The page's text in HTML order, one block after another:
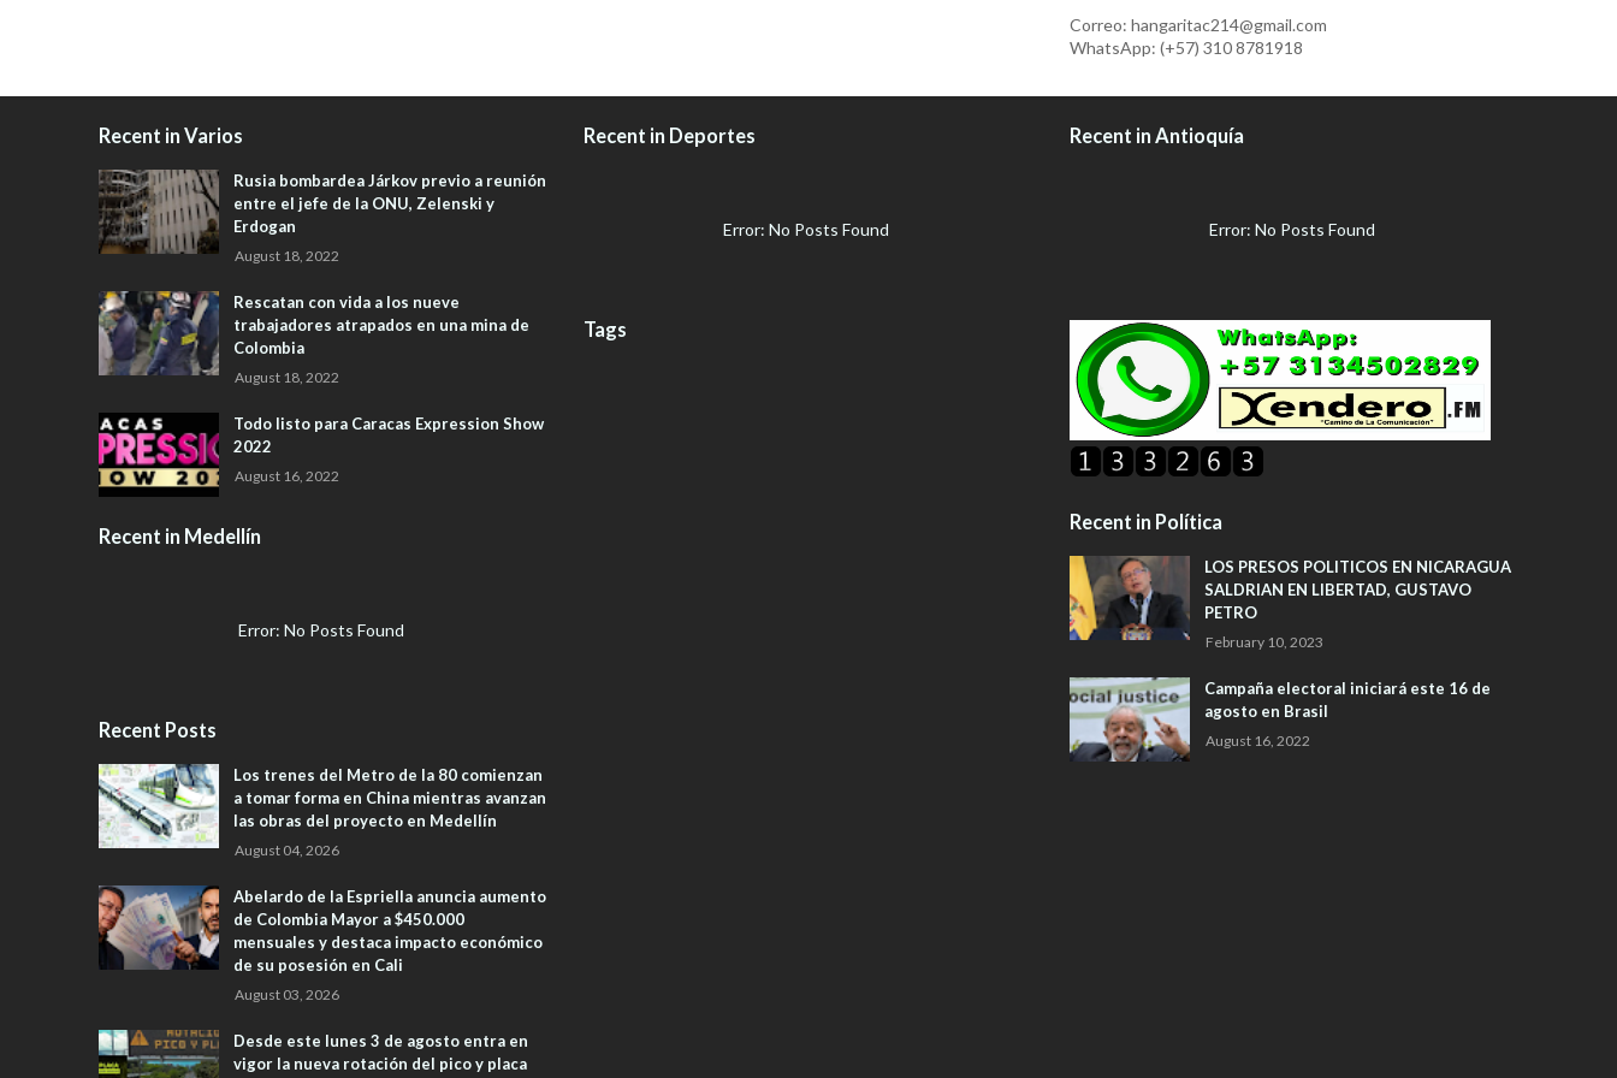
Correo: hangaritac214@gmail.com
WhatsApp: (+57) 310 8781918
Recent in Varios
Rusia bombardea Járkov previo a reunión
entre el jefe de la ONU, Zelenski y
Erdogan
August 18, 2022
Rescatan con vida a los nueve
trabajadores atrapados en una mina de
Colombia
August 18, 2022
Todo listo para Caracas Expression Show
2022
August 16, 2022
Recent in Medellín
Error: No Posts Found
Recent Posts
Los trenes del Metro de la 80 comienzan
a tomar forma en China mientras avanzan
las obras del proyecto en Medellín
August 04, 2026
Abelardo de la Espriella anuncia aumento
de Colombia Mayor a $450.000
mensuales y destaca impacto económico
de su posesión en Cali
August 03, 2026
Desde este lunes 3 de agosto entra en
vigor la nueva rotación del pico y placa
Recent in Deportes
Error: No Posts Found
Tags
Recent in Antioquía
Error: No Posts Found
Recent in Política
LOS PRESOS POLITICOS EN NICARAGUA
SALDRIAN EN LIBERTAD, GUSTAVO
PETRO
February 10, 2023
Campaña electoral iniciará este 16 de
agosto en Brasil
August 16, 2022